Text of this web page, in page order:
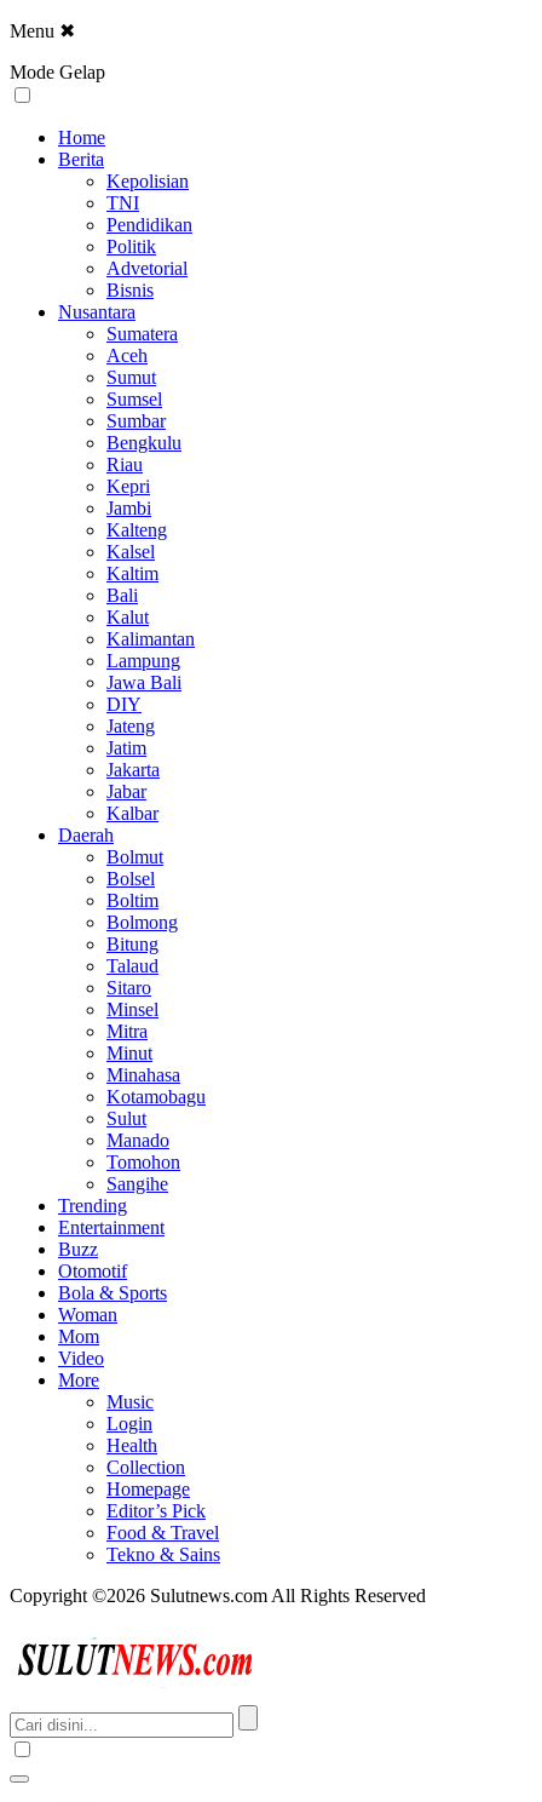
Menu ✖
Mode Gelap
Home
Berita
Kepolisian
TNI
Pendidikan
Politik
Advetorial
Bisnis
Nusantara
Sumatera
Aceh
Sumut
Sumsel
Sumbar
Bengkulu
Riau
Kepri
Jambi
Kalteng
Kalsel
Kaltim
Bali
Kalut
Kalimantan
Lampung
Jawa Bali
DIY
Jateng
Jatim
Jakarta
Jabar
Kalbar
Daerah
Bolmut
Bolsel
Boltim
Bolmong
Bitung
Talaud
Sitaro
Minsel
Mitra
Minut
Minahasa
Kotamobagu
Sulut
Manado
Tomohon
Sangihe
Trending
Entertainment
Buzz
Otomotif
Bola & Sports
Woman
Mom
Video
More
Music
Login
Health
Collection
Homepage
Editor’s Pick
Food & Travel
Tekno & Sains
Copyright ©2026 Sulutnews.com All Rights Reserved